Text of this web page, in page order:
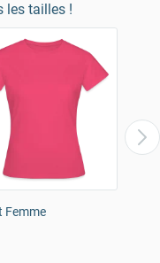
les tailles !
Femme